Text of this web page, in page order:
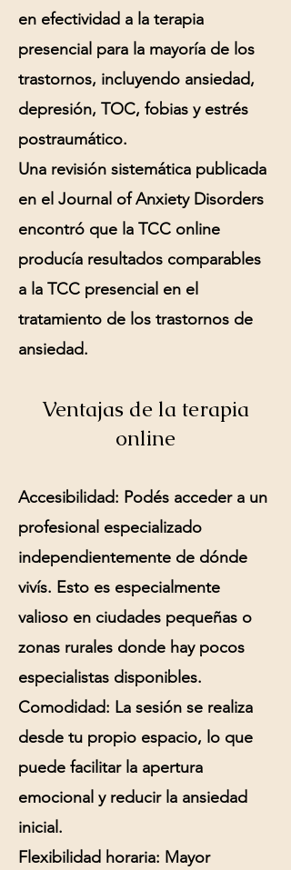
en efectividad a la terapia
presencial para la mayoría de los
trastornos, incluyendo ansiedad,
depresión, TOC, fobias y estrés
postraumático.
Una revisión sistemática publicada
en el Journal of Anxiety Disorders
encontró que la TCC online
producía resultados comparables
a la TCC presencial en el
tratamiento de los trastornos de
ansiedad.
Ventajas de la terapia
online
Accesibilidad: Podés acceder a un
profesional especializado
independientemente de dónde
vivís. Esto es especialmente
valioso en ciudades pequeñas o
zonas rurales donde hay pocos
especialistas disponibles.
Comodidad: La sesión se realiza
desde tu propio espacio, lo que
puede facilitar la apertura
emocional y reducir la ansiedad
inicial.
Flexibilidad horaria: Mayor